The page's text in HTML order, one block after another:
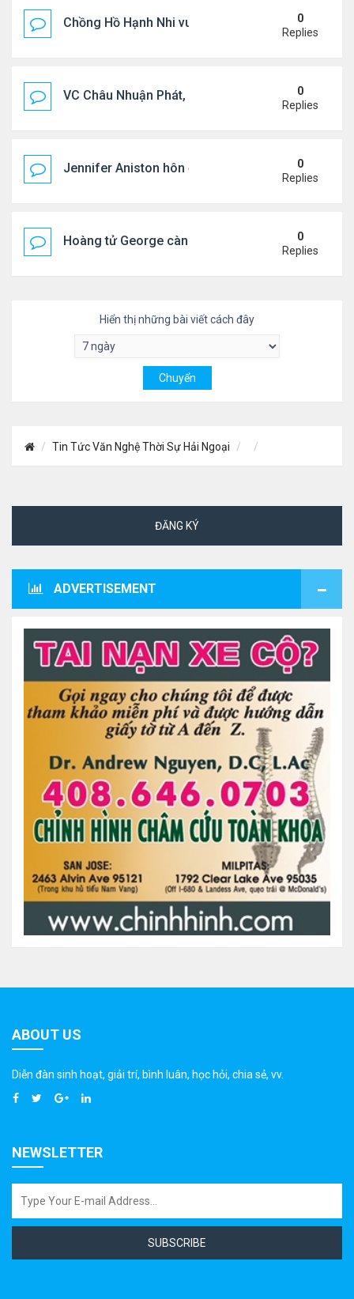
Chồng Hồ Hạnh Nhi vui vẻ ôm người cũ của vợ
0
Replies
VC Châu Nhuận Phát, Lưu Gia Linh viếng vợ cũ ..
0
Replies
Jennifer Aniston hôn đắm đuối bạn trai trên du
0
Replies
Hoàng tử George càng lớn càng điển trai0
Replies
Hiển thị những bài viết cách đây
Tin Tức Văn Nghệ Thời Sự Hải Ngoại
ĐĂNG KÝ
ADVERTISEMENT
ABOUT US
Diễn đàn sinh hoạt, giải trí, bình luân, học hỏi, chia sẻ, vv.
NEWSLETTER
SUBSCRIBE